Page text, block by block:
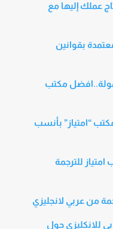
عملك إليها مع
بقوانين
مكتب
“امتياز” بأنسب
للترجمة
من عربي لانجليزي
العربي للانكليزي حول